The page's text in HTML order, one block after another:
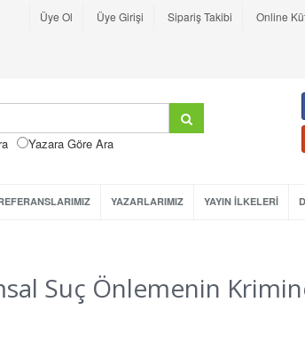
Üye Ol Üye Girişi Sipariş Takibi Online
Yazara Göre Ara
YAZARLARIMIZ YAYIN İLKELERİ
Suç Önlemenin